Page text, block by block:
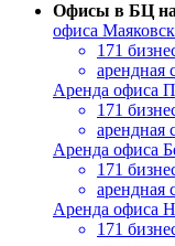
Офисы в БЦ на
офиса
171
арендная
Аренда офиса
171
арендная
Аренда офиса
171
арендная
Аренда офиса
171